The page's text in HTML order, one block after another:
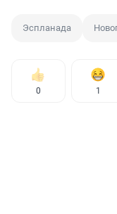
Эспланада
0 1